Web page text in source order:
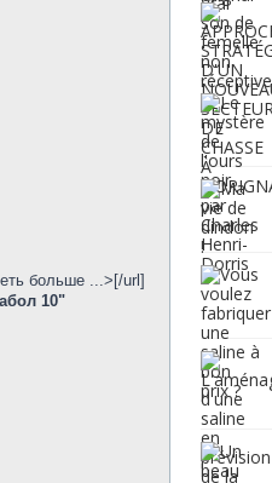
больше ...>[/url]
10"